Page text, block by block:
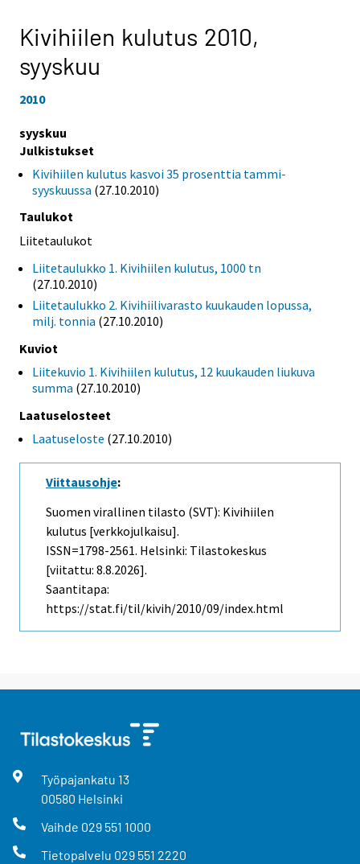
Kivihiilen kulutus 2010,
syyskuu
2010
syyskuu
Julkistukset
Kivihiilen kulutus kasvoi 35 prosenttia tammi-
syyskuussa (27.10.2010)
Taulukot
Liitetaulukot
Liitetaulukko 1. Kivihiilen kulutus, 1000 tn
(27.10.2010)
Liitetaulukko 2. Kivihiilivarasto kuukauden lopussa,
milj. tonnia (27.10.2010)
Kuviot
Liitekuvio 1. Kivihiilen kulutus, 12 kuukauden liukuva
summa (27.10.2010)
Laatuselosteet
Laatuseloste (27.10.2010)
Viittausohje:
Suomen virallinen tilasto (SVT): Kivihiilen
kulutus [verkkojulkaisu].
ISSN=1798-2561. Helsinki: Tilastokeskus
[viitattu: 8.8.2026].
Saantitapa:
https://stat.fi/til/kivih/2010/09/index.html
Työpajankatu 13
00580 Helsinki
Vaihde 029 551 1000
Tietopalvelu 029 551 2220